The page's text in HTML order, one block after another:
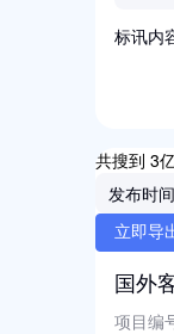
标讯内
共搜到 3
发布时
立即导
国外
项目编